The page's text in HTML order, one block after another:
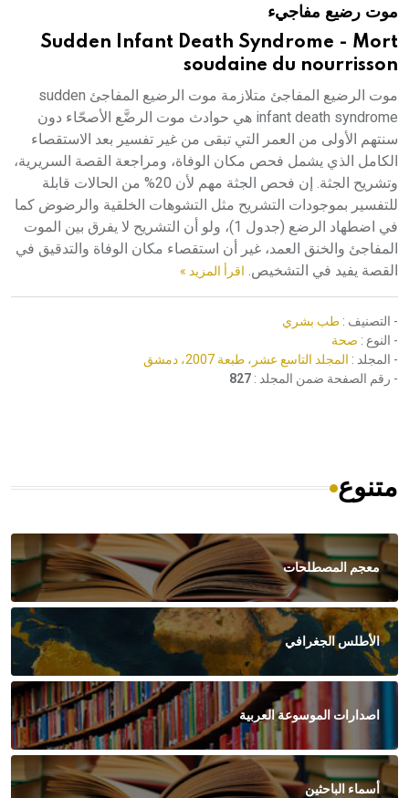
هيئة الموسوعة العربية تطلق موسوعات جديدة في عام 2026
موت رضيع مفاجيء
Sudden Infant Death Syndrome - Mort
soudaine du nourrisson
موت الرضيع المفاجئ متلازمة موت الرضيع المفاجئ sudden
infant death syndrome هي حوادث موت الرضَّع الأصحّاء دون
سنتهم الأولى من العمر التي تبقى من غير تفسير بعد الاستقصاء
الكامل الذي يشمل فحص مكان الوفاة، ومراجعة القصة السريرية،
وتشريح الجثة. إن فحص الجثة مهم لأن 20% من الحالات قابلة
للتفسير بموجودات التشريح مثل التشوهات الخلقية والرضوض كما
في اضطهاد الرضع (جدول 1)، ولو أن التشريح لا يفرق بين الموت
المفاجئ والخنق العمد، غير أن استقصاء مكان الوفاة والتدقيق في
القصة يفيد في التشخيص. اقرأ المزيد »
- التصنيف : طب بشري
- النوع : صحة
- المجلد : المجلد التاسع عشر، طبعة 2007، دمشق
- رقم الصفحة ضمن المجلد : 827
متنوع
معجم المصطلحات
الأطلس الجغرافي
اصدارات الموسوعة العربية
أسماء الباحثين